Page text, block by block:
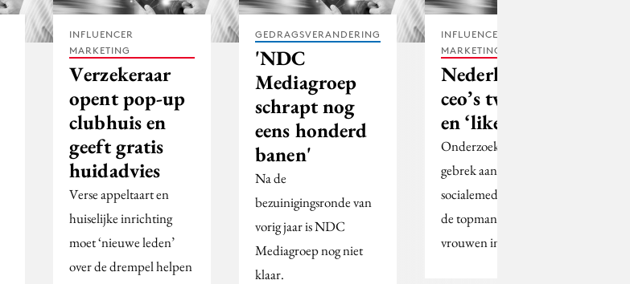
INFLUENCER
MARKETING
Verzekeraar
opent pop-up
clubhuis en
geeft gratis
huidadvies
Verse appeltaart en
huiselijke inrichting
moet ‘nieuwe leden’
over de drempel helpen
GEDRAGSVERANDERING
'NDC
Mediagroep
schrapt nog
eens honderd
banen'
Na de
bezuinigingsronde van
vorig jaar is NDC
Mediagroep nog niet
klaar.
INFLUENCER
MARKETING
Nederlandse
ceo’s tweeten
en ‘liken’ niet
Onderzoek brengt
gebrek aan
socialemedia-skills van
de topmannen en -
vrouwen in kaart.